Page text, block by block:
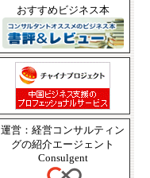
おすすめビジネス本
運営：経営コンサルティン
グの紹介エージェント
Consulgent